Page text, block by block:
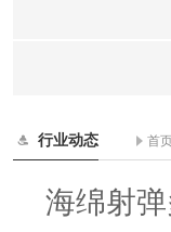
行业动态 首
海绵射